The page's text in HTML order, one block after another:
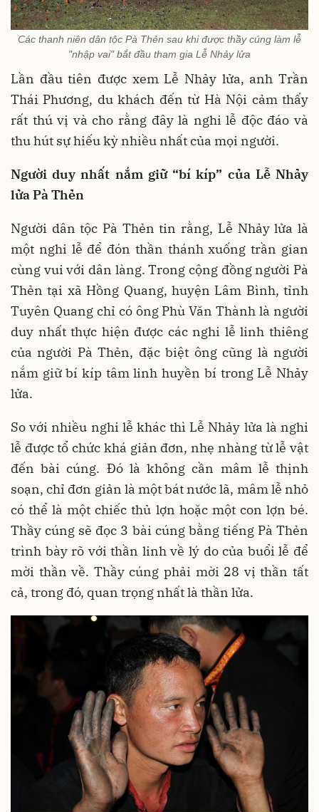
Các thanh niên dân tộc Pà Thẻn sau khi được thầy cúng làm lễ
"nhập vai" bắt đầu tham gia Lễ Nhảy lửa
Lần đầu tiên được xem Lễ Nhảy lửa, anh Trần
Thái Phương, du khách đến từ Hà Nội cảm thấy
rất thú vị và cho rằng đây là nghi lễ độc đáo và
thu hút sự hiếu kỳ nhiều nhất của mọi người.
Người duy nhất nắm giữ “bí kíp” của Lễ Nhảy
lửa Pà Thẻn
Người dân tộc Pà Thẻn tin rằng, Lễ Nhảy lửa là
một nghi lễ để đón thần thánh xuống trần gian
cùng vui với dân làng. Trong cộng đồng người Pà
Thẻn tại xã Hồng Quang, huyện Lâm Bình, tỉnh
Tuyên Quang chỉ có ông Phù Văn Thành là người
duy nhất thực hiện được các nghi lễ linh thiêng
của người Pà Thẻn, đặc biệt ông cũng là người
nắm giữ bí kíp tâm linh huyền bí trong Lễ Nhảy
lửa.
So với nhiều nghi lễ khác thì Lễ Nhảy lửa là nghi
lễ được tổ chức khá giản đơn, nhẹ nhàng từ lễ vật
đến bài cúng. Đó là không cần mâm lễ thịnh
soạn, chỉ đơn giản là một bát nước lã, mâm lễ nhỏ
có thể là một chiếc thủ lợn hoặc một con lợn bé.
Thầy cúng sẽ đọc 3 bài cúng bằng tiếng Pà Thẻn
trình bày rõ với thần linh về lý do của buổi lễ để
mời thần về. Thầy cúng phải mời 28 vị thần tất
cả, trong đó, quan trọng nhất là thần lửa.